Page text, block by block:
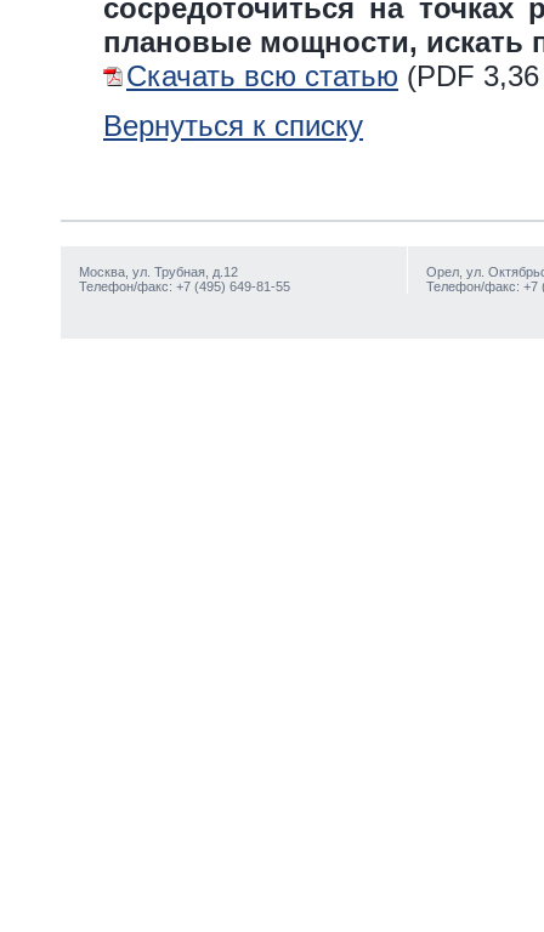
сосредоточиться на
плановые мощности, искать
Скачать всю статью (PDF
Вернуться к списку
Москва, ул. Трубная, д.12
Телефон/факс: +7 (495) 649-81-55
Орел, ул.
Телефон/факс: +7